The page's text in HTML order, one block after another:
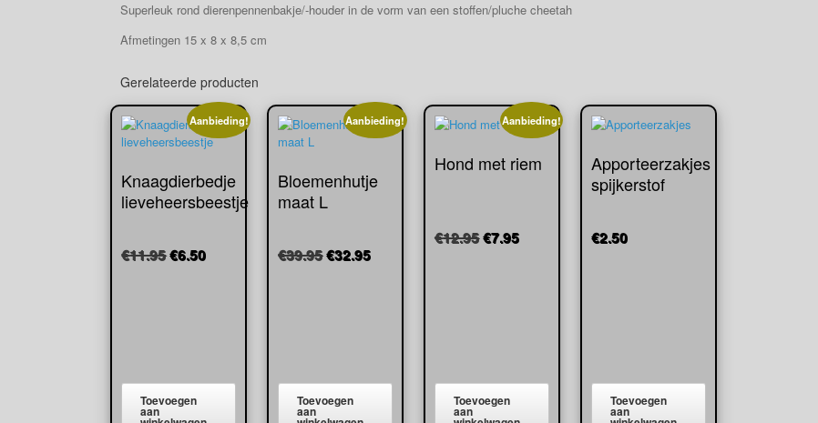
Superleuk rond dierenpennenbakje/-houder in de vorm van een stoffen/pluche cheetah
Afmetingen 15 x 8 x 8,5 cm
Gerelateerde producten
Aanbieding!
Knaagdierbedje
lieveheersbeestje
€11.95Oorspronkelijke
€6.50Huidige
Toevoegen
aan
Aanbieding!
Bloemenhutje
maat L
€39.95Oorspronkelijke
€32.95Huidige
Toevoegen
aan
Aanbieding!
Hond met riem
€12.95Oorspronkelijke
€7.95Huidige
Toevoegen
aan
Apporteerzakjes
spijkerstof
€2.50
Toevoegen
aan